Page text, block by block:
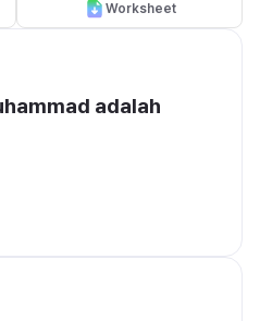
Worksheet
adalah